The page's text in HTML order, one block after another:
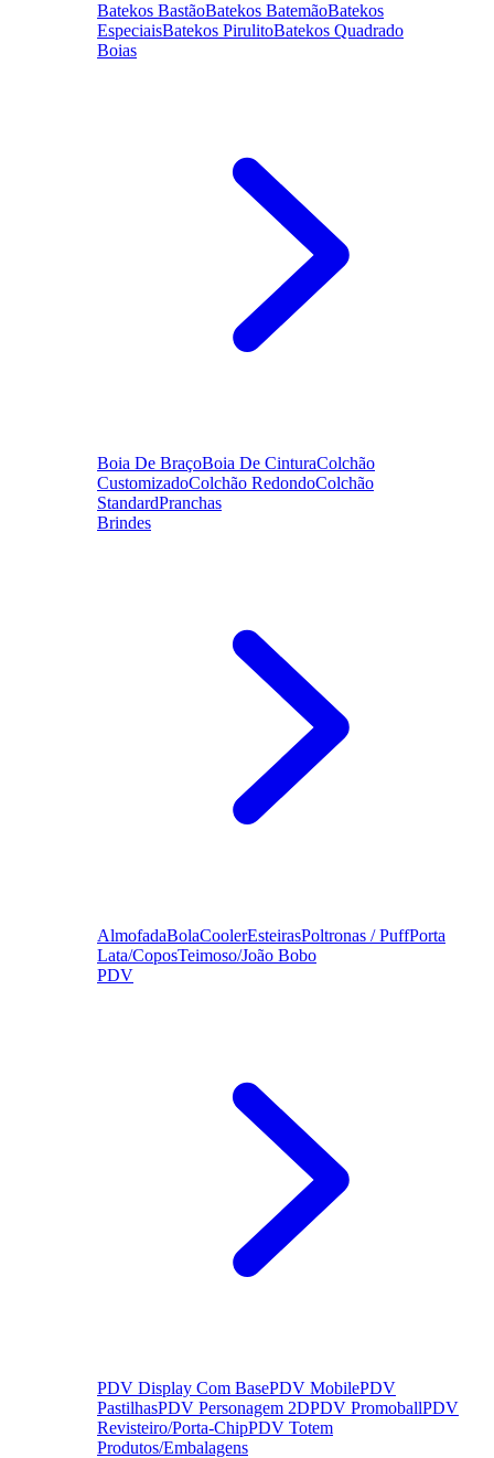
Batekos BastãoBatekos BatemãoBatekos
EspeciaisBatekos PirulitoBatekos Quadrado
Boias
Boia De BraçoBoia De CinturaColchão
CustomizadoColchão RedondoColchão
StandardPranchas
Brindes
AlmofadaBolaCoolerEsteirasPoltronas / PuffPorta
Lata/CoposTeimoso/João Bobo
PDV
PDV Display Com BasePDV MobilePDV
PastilhasPDV Personagem 2DPDV PromoballPDV
Revisteiro/Porta-ChipPDV Totem
Produtos/Embalagens